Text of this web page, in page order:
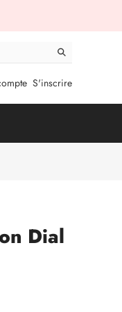
S'inscrire
Dial